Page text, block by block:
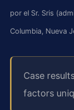
por el Sr. Sris
Columbia, Nueva
Case
factors